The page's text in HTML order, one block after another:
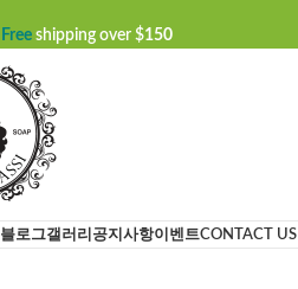
Free shipping over $150
블로그갤러리 공지사항이벤트CONTACT US